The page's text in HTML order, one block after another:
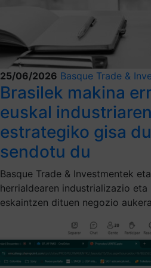
25/06/2026 Basque Trade &
Brasilek makina
euskal
estrategiko gisa
sendotu du
Basque Trade & Investmentek
herrialdearen industrializazio
eskaintzen dituen negozio